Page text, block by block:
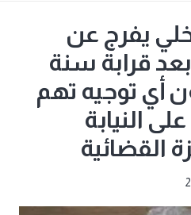
يفرج عن
قرابة سنة
أي توجيه تهم
النيابة
القضائية